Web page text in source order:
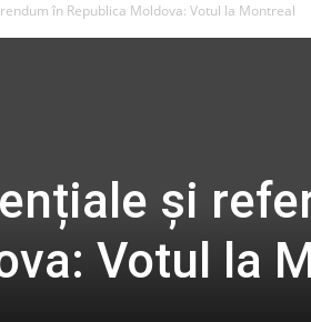
în Republica Moldova: Votul la Montreal
și
Votul la